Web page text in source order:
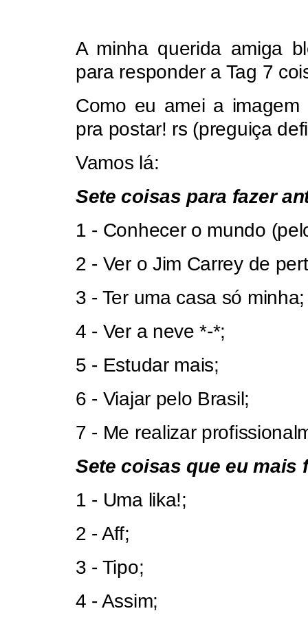
A minha querida amiga
para responder a Tag 7
Como eu amei a
pra postar! rs (preguiça
Vamos lá:
Sete coisas para fazer
1 - Conhecer o mundo
2 - Ver o Jim Carrey de
3 - Ter uma casa só minha;
4 - Ver a neve *-*;
5 - Estudar mais;
6 - Viajar pelo Brasil;
7 - Me realizar
Sete coisas que eu mais
1 - Uma lika!;
2 - Aff;
3 - Tipo;
4 - Assim;